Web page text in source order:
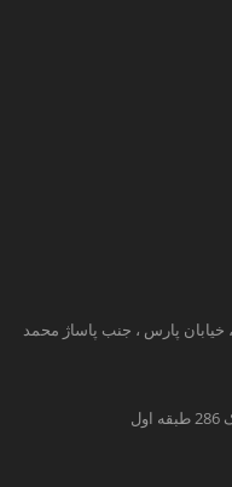
خیابان پارس ، جنب پاساژ محمد